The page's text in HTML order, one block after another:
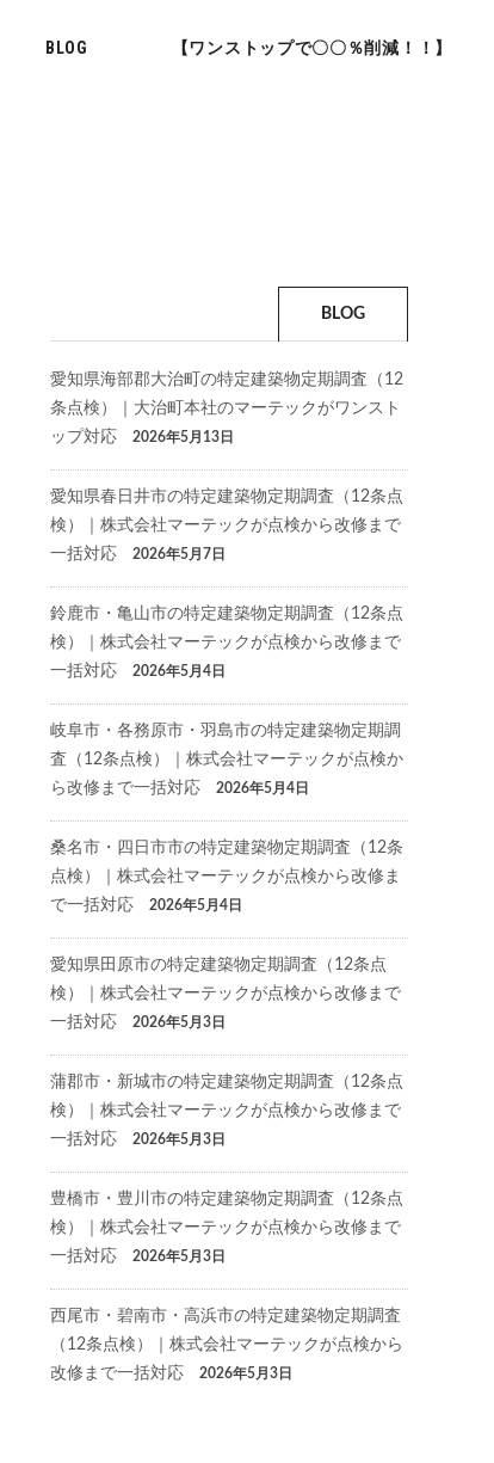
BLOG 【ワンストップで〇〇％削減！！】
BLOG
愛知県海部郡大治町の特定建築物定期調査（12
条点検）｜大治町本社のマーテックがワンスト
ップ対応
2026年5月13日
愛知県春日井市の特定建築物定期調査（12条点
検）｜株式会社マーテックが点検から改修まで
一括対応
2026年5月7日
鈴鹿市・亀山市の特定建築物定期調査（12条点
検）｜株式会社マーテックが点検から改修まで
一括対応
2026年5月4日
岐阜市・各務原市・羽島市の特定建築物定期調
査（12条点検）｜株式会社マーテックが点検か
ら改修まで一括対応
2026年5月4日
桑名市・四日市市の特定建築物定期調査（12条
点検）｜株式会社マーテックが点検から改修ま
で一括対応
2026年5月4日
愛知県田原市の特定建築物定期調査（12条点
検）｜株式会社マーテックが点検から改修まで
一括対応
2026年5月3日
蒲郡市・新城市の特定建築物定期調査（12条点
検）｜株式会社マーテックが点検から改修まで
一括対応
2026年5月3日
豊橋市・豊川市の特定建築物定期調査（12条点
検）｜株式会社マーテックが点検から改修まで
一括対応
2026年5月3日
西尾市・碧南市・高浜市の特定建築物定期調査
（12条点検）｜株式会社マーテックが点検から
改修まで一括対応
2026年5月3日